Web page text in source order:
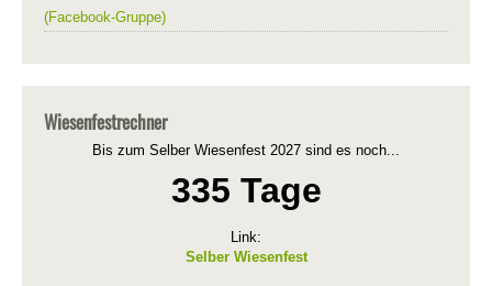
(Facebook-Gruppe)
Wiesenfestrechner
Bis zum Selber Wiesenfest 2027 sind es noch...
335 Tage
Link:
Selber Wiesenfest